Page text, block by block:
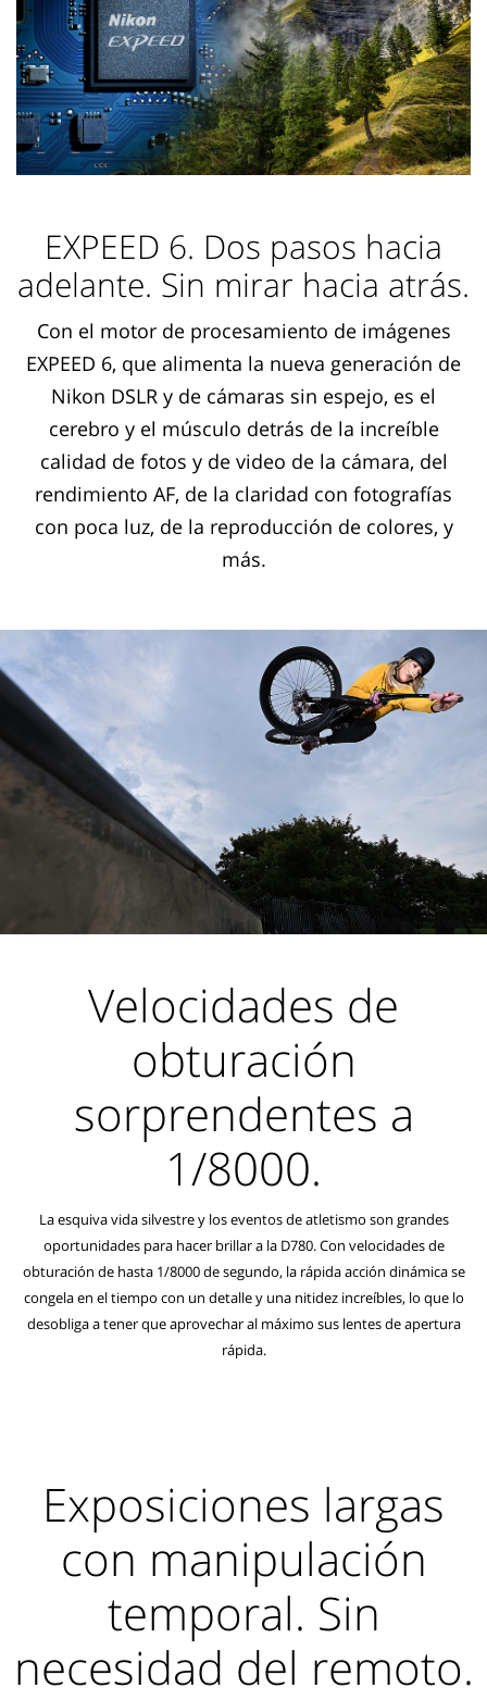
EXPEED 6. Dos pasos hacia
adelante. Sin mirar hacia atrás.
Con el motor de procesamiento de imágenes
EXPEED 6, que alimenta la nueva generación de
Nikon DSLR y de cámaras sin espejo, es el
cerebro y el músculo detrás de la increíble
calidad de fotos y de video de la cámara, del
rendimiento AF, de la claridad con fotografías
con poca luz, de la reproducción de colores, y
más.
Velocidades de
obturación
sorprendentes a
1/8000.
La esquiva vida silvestre y los eventos de atletismo son grandes
oportunidades para hacer brillar a la D780. Con velocidades de
obturación de hasta 1/8000 de segundo, la rápida acción dinámica se
congela en el tiempo con un detalle y una nitidez increíbles, lo que lo
desobliga a tener que aprovechar al máximo sus lentes de apertura
rápida.
Exposiciones largas
con manipulación
temporal. Sin
necesidad del remoto.